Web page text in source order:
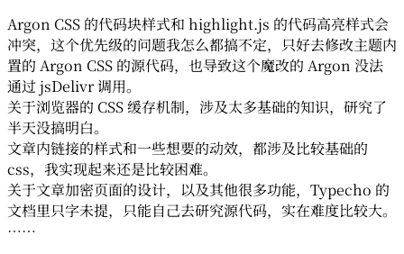
Argon CSS 的代码块样式和 highlight.js 的代码高亮样式会
冲突，这个优先级的问题我怎么都搞不定，只好去修改主题内
置的 Argon CSS 的源代码，也导致这个魔改的 Argon 没法
通过 jsDelivr 调用。
关于浏览器的 CSS 缓存机制，涉及太多基础的知识，研究了
半天没搞明白。
文章内链接的样式和一些想要的动效，都涉及比较基础的
css，我实现起来还是比较困难。
关于文章加密页面的设计，以及其他很多功能，Typecho 的
文档里只字未提，只能自己去研究源代码，实在难度比较大。
……